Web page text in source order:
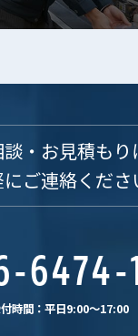
談・お見積もり
ご連絡くださ
6474-
時間：平日9:00〜17:00